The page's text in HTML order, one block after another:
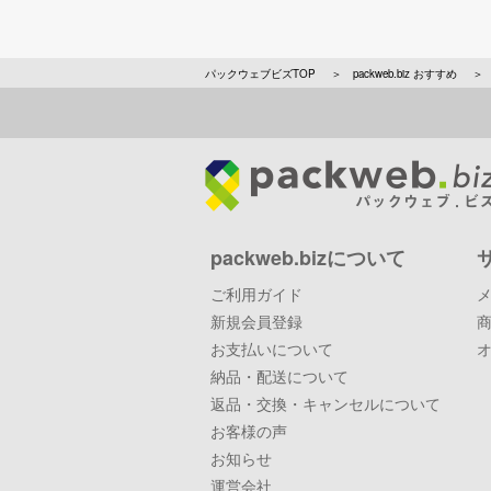
パックウェブビズTOP packweb.biz おすすめ
packweb.bizについて
ご利用ガイド
新規会員登録
お支払いについて
納品・配送について
返品・交換・キャンセルについて
お客様の声
お知らせ
運営会社